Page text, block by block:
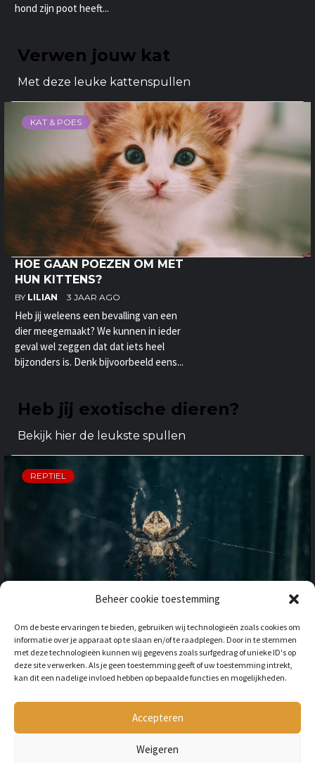
Beheer cookie toestemming
Om de beste ervaringen te bieden, gebruiken wij technologieën zoals cookies om
informatie over je apparaat op te slaan en/of te raadplegen. Door in te stemmen
met deze technologieën kunnen wij gegevens zoals surfgedrag of unieke ID's op
deze site verwerken. Als je geen toestemming geeft of uw toestemming intrekt,
kan dit een nadelige invloed hebben op bepaalde functies en mogelijkheden.
Accepteren
Weigeren
hond zijn poot heeft...
Verwen jouw kat
Met deze leuke kattenspullen
KAT & POES
HOE GAAN POEZEN OM MET
HUN KITTENS?
BY LILIAN 3 JAAR AGO
Heb jij weleens een bevalling van een
dier meegemaakt? We kunnen in ieder
geval wel zeggen dat dat iets heel
bijzonders is. Denk bijvoorbeeld eens...
Heb jij exotische dieren?
Bekijk hier de leukste spullen
REPTIEL
BUITENLAND: HOE HOUD JE
REKENING MET
ONGEWENSTE DIEREN?
BY LILIAN 3 JAAR AGO
Als je op vakantie gaat naar het
buitenland, is niet alleen het cultuur en
de temperatuur anders, ook kan het zijn
dat er verschillende dieren...